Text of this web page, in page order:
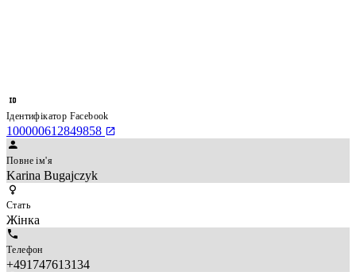
Ідентифікатор Facebook
100000612849858
Повне ім'я
Karina Bugajczyk
Стать
Жінка
Телефон
+491747613134